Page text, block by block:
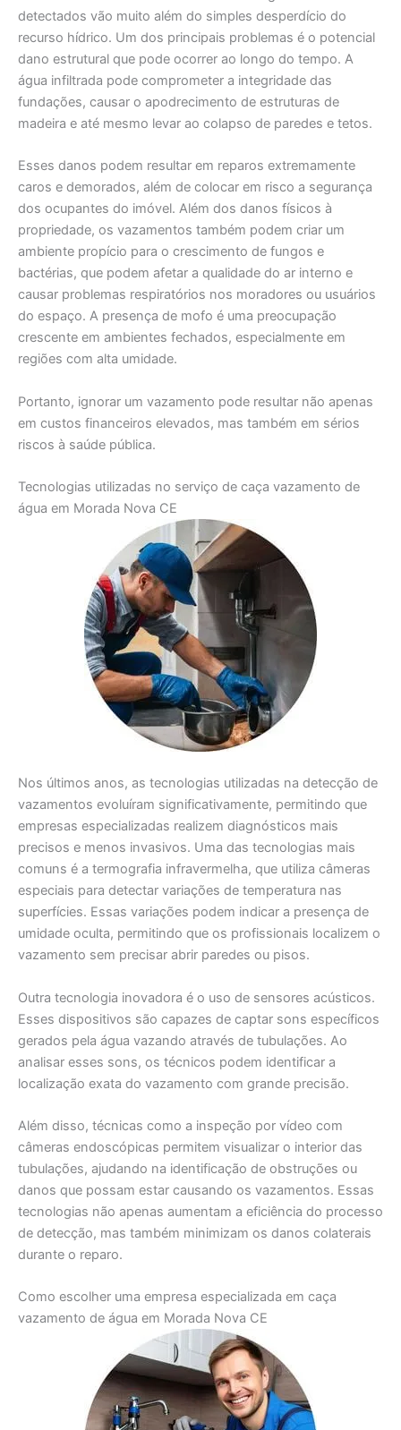
detectados vão muito além do simples desperdício do
recurso hídrico. Um dos principais problemas é o potencial
dano estrutural que pode ocorrer ao longo do tempo. A
água infiltrada pode comprometer a integridade das
fundações, causar o apodrecimento de estruturas de
madeira e até mesmo levar ao colapso de paredes e tetos.
Esses danos podem resultar em reparos extremamente
caros e demorados, além de colocar em risco a segurança
dos ocupantes do imóvel. Além dos danos físicos à
propriedade, os vazamentos também podem criar um
ambiente propício para o crescimento de fungos e
bactérias, que podem afetar a qualidade do ar interno e
causar problemas respiratórios nos moradores ou usuários
do espaço. A presença de mofo é uma preocupação
crescente em ambientes fechados, especialmente em
regiões com alta umidade.
Portanto, ignorar um vazamento pode resultar não apenas
em custos financeiros elevados, mas também em sérios
riscos à saúde pública.
Tecnologias utilizadas no serviço de caça vazamento de
água em Morada Nova CE
Nos últimos anos, as tecnologias utilizadas na detecção de
vazamentos evoluíram significativamente, permitindo que
empresas especializadas realizem diagnósticos mais
precisos e menos invasivos. Uma das tecnologias mais
comuns é a termografia infravermelha, que utiliza câmeras
especiais para detectar variações de temperatura nas
superfícies. Essas variações podem indicar a presença de
umidade oculta, permitindo que os profissionais localizem o
vazamento sem precisar abrir paredes ou pisos.
Outra tecnologia inovadora é o uso de sensores acústicos.
Esses dispositivos são capazes de captar sons específicos
gerados pela água vazando através de tubulações. Ao
analisar esses sons, os técnicos podem identificar a
localização exata do vazamento com grande precisão.
Além disso, técnicas como a inspeção por vídeo com
câmeras endoscópicas permitem visualizar o interior das
tubulações, ajudando na identificação de obstruções ou
danos que possam estar causando os vazamentos. Essas
tecnologias não apenas aumentam a eficiência do processo
de detecção, mas também minimizam os danos colaterais
durante o reparo.
Como escolher uma empresa especializada em caça
vazamento de água em Morada Nova CE